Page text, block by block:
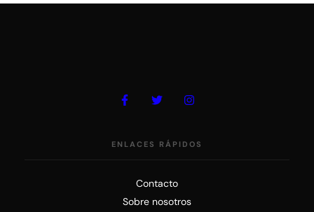
ENLACES RÁPIDOS
Contacto
Sobre nosotros